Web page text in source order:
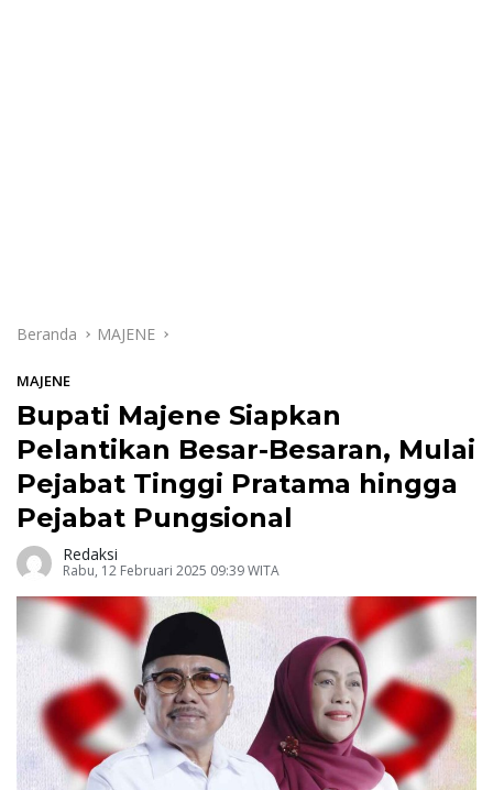
Beranda MAJENE
MAJENE
Bupati Majene Siapkan
Pelantikan Besar-Besaran, Mulai
Pejabat Tinggi Pratama hingga
Pejabat Pungsional
Redaksi
Rabu, 12 Februari 2025 09:39 WITA